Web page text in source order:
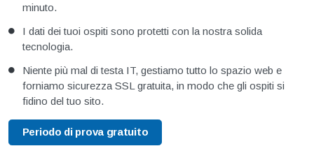
minuto.
I dati dei tuoi ospiti sono protetti con la nostra solida
tecnologia.
Niente più mal di testa IT, gestiamo tutto lo spazio web e
forniamo sicurezza SSL gratuita, in modo che gli ospiti si
fidino del tuo sito.
Periodo di prova gratuito